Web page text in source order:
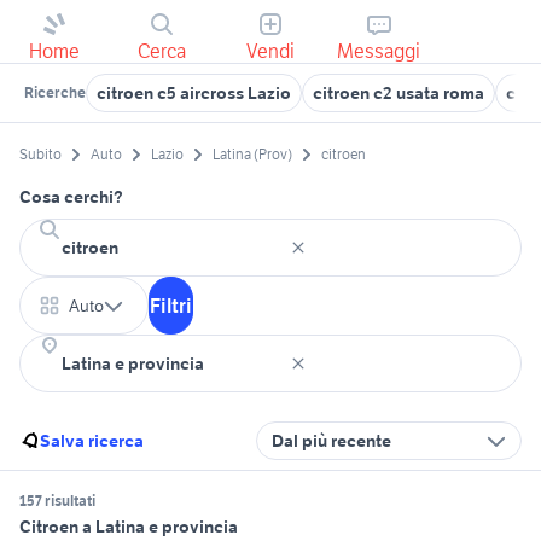
Home Cerca Vendi Messaggi
Ricerche citroen c5 aircross Lazio citroen c2 usata roma
Subito Auto Lazio Latina (Prov) citroen
Cosa cerchi?
Auto Filtri
Salva ricerca Dal più recente
157 risultati
Citroen a Latina e provincia